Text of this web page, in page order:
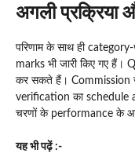
अगली
परिणाम के साथ ही
marks भी जारी किए गए हैं।
कर सकते हैं। Commission
verification का schedule
चरणों के performance के
यह भी पढ़ें :-